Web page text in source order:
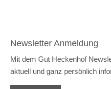
Newsletter Anmeldung
Mit dem Gut Heckenhof
aktuell und ganz persönlich